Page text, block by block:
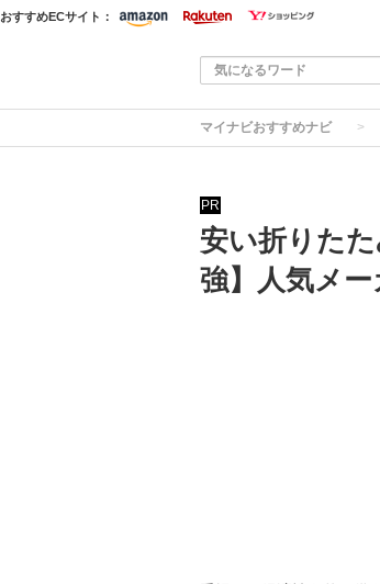
おすすめECサイト：
マイナビおすすめナビ
PR
安い折りた
強】人気メ